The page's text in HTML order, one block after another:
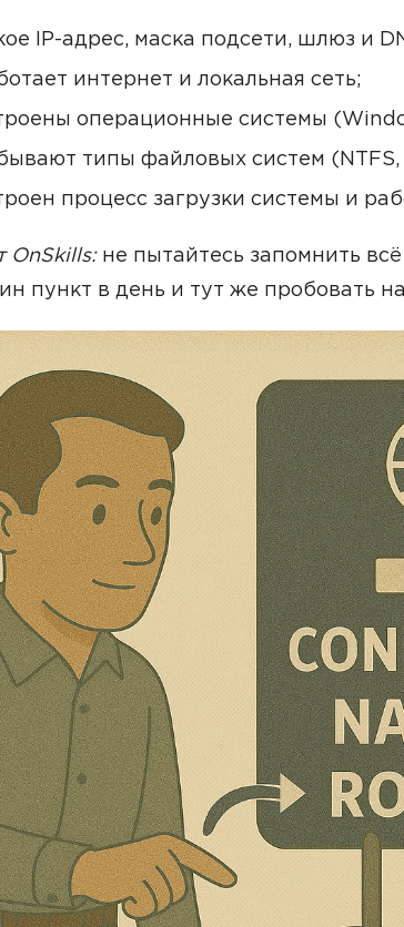
IP-адрес, маска подсети, шлюз и
интернет и локальная сеть;
операционные системы
типы файловых систем (NTFS,
процесс загрузки системы и
OnSkills:не пытайтесь запомнить
пункт в день и тут же пробовать